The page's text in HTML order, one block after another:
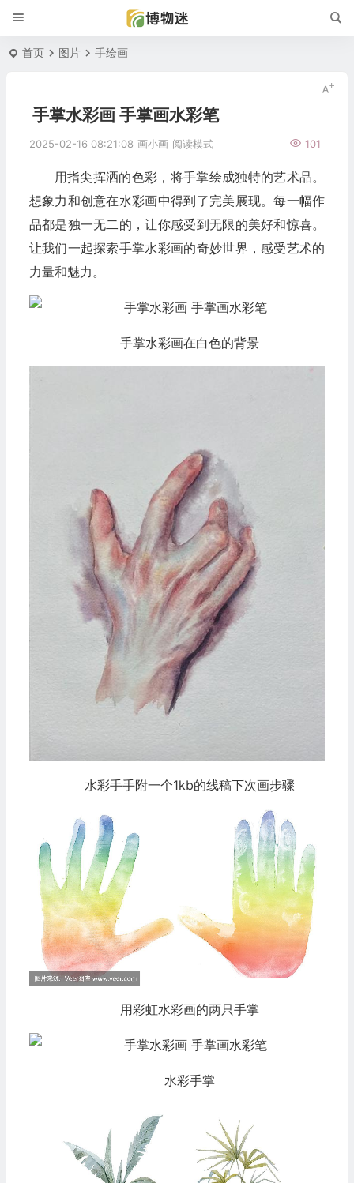
首页 图片 手绘画
手掌水彩画 手掌画水彩笔
2025-02-16 08:21:08 画小画 101
阅读模式
用指尖挥洒的色彩，将手掌绘成独特的艺术品。
想象力和创意在水彩画中得到了完美展现。每一幅作
品都是独一无二的，让你感受到无限的美好和惊喜。
让我们一起探索手掌水彩画的奇妙世界，感受艺术的
力量和魅力。
手掌水彩画在白色的背景
水彩手手附一个1kb的线稿下次画步骤
用彩虹水彩画的两只手掌
水彩手掌